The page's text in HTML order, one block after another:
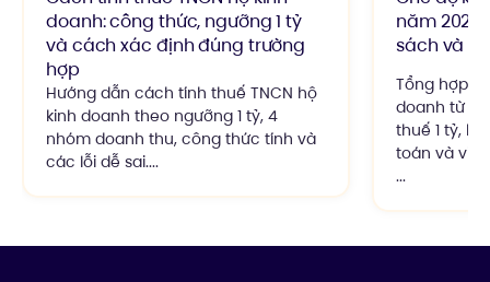
doanh: công thức, ngưỡng 1 tỷ
và cách xác định đúng trường
hợp
Hướng dẫn cách tính thuế TNCN hộ
kinh doanh theo ngưỡng 1 tỷ, 4
nhóm doanh thu, công thức tính và
các lỗi dễ sai....
năm
sách và
Tổng hợp
doanh từ
thuế 1 tỷ,
toán và
...